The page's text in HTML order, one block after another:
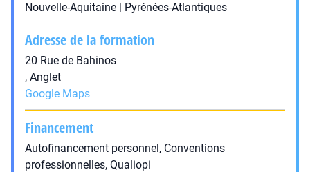
Nouvelle-Aquitaine | Pyrénées-Atlantiques
Adresse de la formation
20 Rue de Bahinos
, Anglet
Google Maps
Financement
Autofinancement personnel, Conventions
professionnelles, Qualiopi